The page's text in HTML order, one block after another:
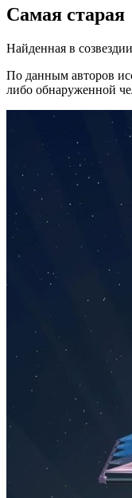
Самая старая
Найденная в
По данным авторов
либо обнаруженной